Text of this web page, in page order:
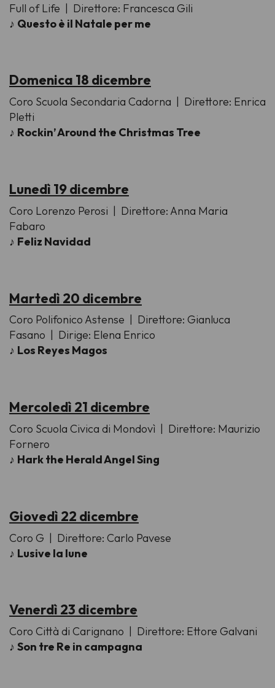
Full of Life | Direttore: Francesca Gili
♪ Questo è il Natale per me
Domenica 18 dicembre
Coro Scuola Secondaria Cadorna | Direttore: Enrica
Pletti
♪ Rockin’ Around the Christmas Tree
Lunedì 19 dicembre
Coro Lorenzo Perosi | Direttore: Anna Maria
Fabaro
♪ Feliz Navidad
Martedì 20 dicembre
Coro Polifonico Astense | Direttore: Gianluca
Fasano | Dirige: Elena Enrico
♪ Los Reyes Magos
Mercoledì 21 dicembre
Coro Scuola Civica di Mondovì | Direttore: Maurizio
Fornero
♪ Hark the Herald Angel Sing
Giovedì 22 dicembre
Coro G | Direttore: Carlo Pavese
♪ Lusive la lune
Venerdì 23 dicembre
Coro Città di Carignano | Direttore: Ettore Galvani
♪ Son tre Re in campagna